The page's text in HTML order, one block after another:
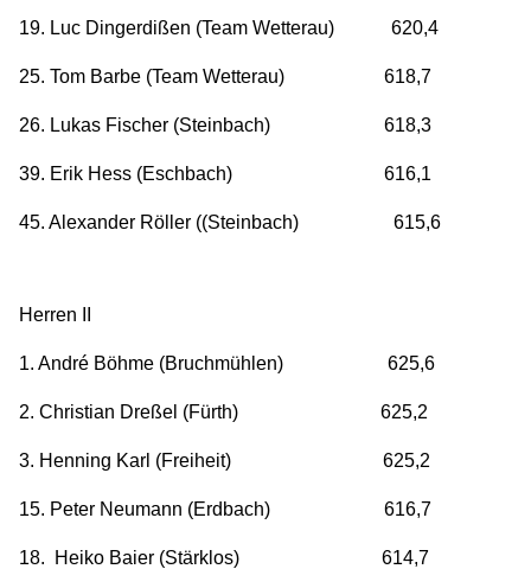
19. Luc Dingerdißen (Team Wetterau) 620,4
25. Tom Barbe (Team Wetterau) 618,7
26. Lukas Fischer (Steinbach) 618,3
39. Erik Hess (Eschbach) 616,1
45. Alexander Röller ((Steinbach) 615,6
Herren II
1. André Böhme (Bruchmühlen) 625,6
2. Christian Dreßel (Fürth) 625,2
3. Henning Karl (Freiheit) 625,2
15. Peter Neumann (Erdbach) 616,7
18. Heiko Baier (Stärklos) 614,7